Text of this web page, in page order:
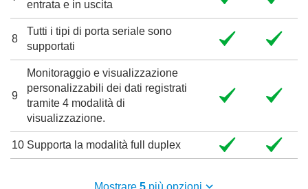
entrata e in uscita
8
Tutti i tipi di porta seriale sono
supportati
9
Monitoraggio e visualizzazione
personalizzabili dei dati registrati
tramite 4 modalità di
visualizzazione.
10 Supporta la modalità full duplex
Mostrare 5 più opzioni